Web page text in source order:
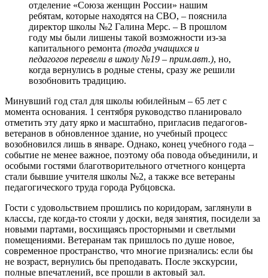
отделение «Союза женщин России» нашим
ребятам, которые находятся на СВО, – пояснила
директор школы №2 Галина Мерс. – В прошлом
году мы были лишены такой возможности из-за
капитального ремонта (тогда учащихся и
педагогов перевели в школу №19 – прим.авт.), но,
когда вернулись в родные стены, сразу же решили
возобновить традицию.
Минувший год стал для школы юбилейным – 65 лет с
момента основания. 1 сентября руководство планировало
отметить эту дату ярко и масштабно, пригласив педагогов-
ветеранов в обновленное здание, но учебный процесс
возобновился лишь в январе. Однако, конец учебного года –
событие не менее важное, поэтому оба повода объединили, и
особыми гостями благотворительного отчетного концерта
стали бывшие учителя школы №2, а также все ветераны
педагогического труда города Рубцовска.
Гости с удовольствием прошлись по коридорам, заглянули в
классы, где когда-то стояли у доски, ведя занятия, посидели за
новыми партами, восхищаясь просторными и светлыми
помещениями. Ветеранам так пришлось по душе новое,
современное пространство, что многие признались: если бы
не возраст, вернулись бы преподавать. После экскурсии,
полные впечатлений, все прошли в актовый зал.